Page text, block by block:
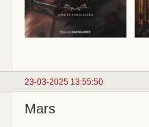
23-03-2025 13:55:50
Mars